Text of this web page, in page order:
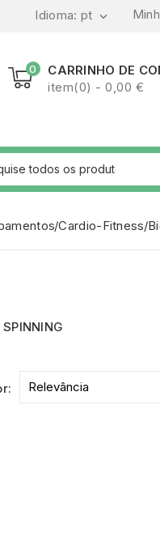
Idioma: pt 
0
CARRINHO DE
item(0) - 0,00 €
Cardio-Fitness
Relevância